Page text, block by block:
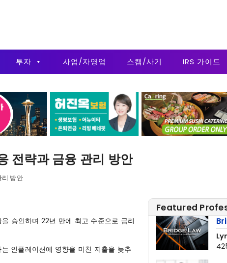
투자 사업/자영업 스캠/사기 IRS 가이드
전략과 금융 관리 방안
리 방안
승인하며 22년 만에 최고 수준으로 금리
인플레이션에 영향을 미친 지출을 늦추
Featured